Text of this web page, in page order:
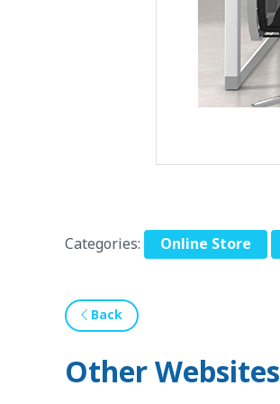
Categories: Online Store
Back
Other Websites